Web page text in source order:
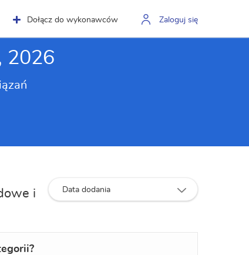
Dołącz do wykonawców Zaloguj się
2026
Data dodania
i